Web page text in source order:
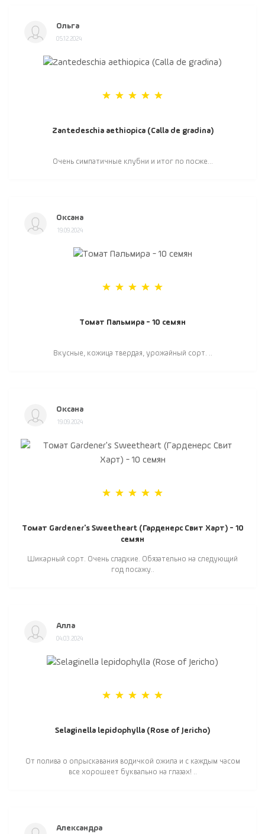
Ольга
05.12.2024
Zantedeschia aethiopica (Calla de gradina)
Очень симпатичные клубни и итог по посже...
Оксана
19.09.2024
Томат Пальмира - 10 семян
Вкусные, кожица твердая, урожайный сорт. ..
Оксана
19.09.2024
Томат Gardener's Sweetheart (Гарденерс Свит Харт) - 10
семян
Шикарный сорт. Очень сладкие. Обязательно на следующий
год посажу..
Алла
04.03.2024
Selaginella lepidophylla (Rose of Jericho)
От полива о опрыскавания водичкой ожила и с каждым часом
все хорошеет буквально на глазах! ..
Александра